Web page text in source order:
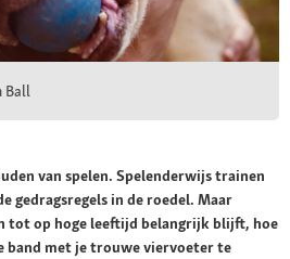
Ball
van spelen. Spelenderwijs trainen
gedragsregels in de roedel. Maar
tot op hoge leeftijd belangrijk blijft, hoe
band met je trouwe viervoeter te